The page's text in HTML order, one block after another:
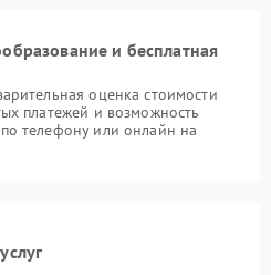
и бесплатная
оценка стоимости
платежей и возможность
телефону или онлайн на